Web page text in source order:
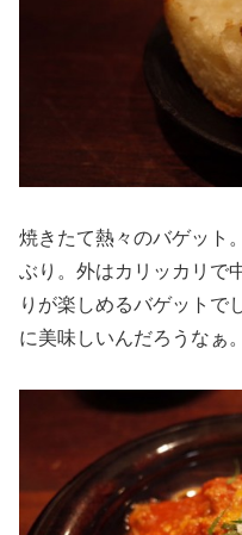
焼きたて熱々のバゲット
ぶり。外はカリッカリで
りが楽しめるバゲットで
に美味しいんだろうなぁ。